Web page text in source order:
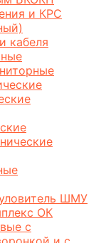
и КРС
кабеля
ШМУ
ОК
с